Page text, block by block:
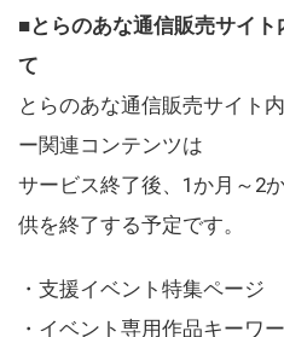
■とらのあな通信販売サイ
て
とらのあな通信販売サイト
ー関連コンテンツは
サービス終了後、1か月～2
供を終了する予定です。
・支援イベント特集ページ
・イベント専用作品キーワ